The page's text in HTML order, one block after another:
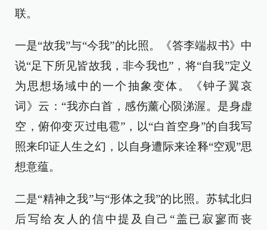
联。
一是“故我”与“今我”的比照。《答李端叔书》中
说“足下所见皆故我，非今我也”，将“自我”定义
为思想场域中的一个抽象变体。《钟子翼哀
词》云：“我亦白首，感伤薰心陨涕渥。是身虚
空，俯仰变灭过电雹”，以“白首空身”的自我写
照来印证人生之幻，以自身遭际来诠释“空观”思
想意蕴。
二是“精神之我”与“形体之我”的比照。苏轼北归
后写给友人的信中提及自己“盖已寂寥而丧